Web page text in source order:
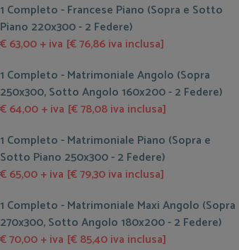
1 Completo - Francese Piano (Sopra e Sotto
Piano 220x300 - 2 Federe)
€ 63,00 + iva [€ 76,86 iva inclusa]
1 Completo - Matrimoniale Angolo (Sopra
250x300, Sotto Angolo 160x200 - 2 Federe)
€ 64,00 + iva [€ 78,08 iva inclusa]
1 Completo - Matrimoniale Piano (Sopra e
Sotto Piano 250x300 - 2 Federe)
€ 65,00 + iva [€ 79,30 iva inclusa]
1 Completo - Matrimoniale Maxi Angolo (Sopra
270x300, Sotto Angolo 180x200 - 2 Federe)
€ 70,00 + iva [€ 85,40 iva inclusa]